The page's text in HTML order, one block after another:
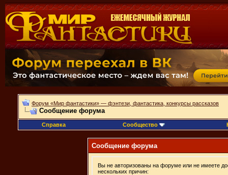
Форум «Мир фантастики» — фэнтези, фантастика, конкурсы рассказов
Сообщение форума
Справка Сообщество
Сообщение форума
Вы не авторизованы на форуме или не имеете
нескольких причин: